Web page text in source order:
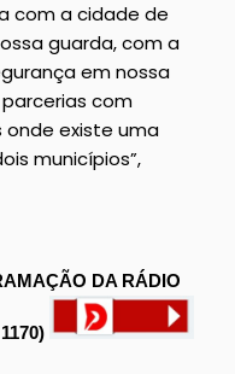
com a cidade de
guarda, com a
em nossa
com
onde existe uma
municípios”,
DA RÁDIO